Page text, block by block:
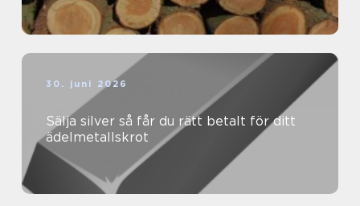
30. juni 2026
Sälja silver så får du rätt betalt för ditt
ädelmetallskrot